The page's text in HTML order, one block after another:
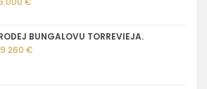
BUNGALOVU TORREVIEJA.
€